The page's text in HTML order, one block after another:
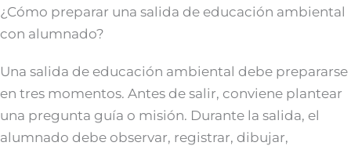
¿Cómo preparar una salida de educación ambiental
con alumnado?
Una salida de educación ambiental debe prepararse
en tres momentos. Antes de salir, conviene plantear
una pregunta guía o misión. Durante la salida, el
alumnado debe observar, registrar, dibujar,